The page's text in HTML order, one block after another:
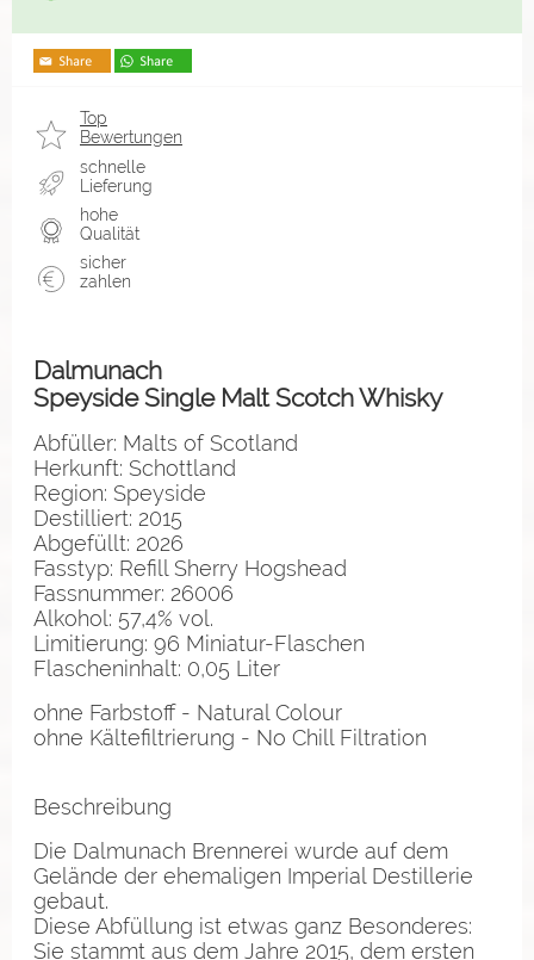
Top
Bewertungen
schnelle
Lieferung
hohe
Qualität
sicher
zahlen
Dalmunach
Speyside Single Malt Scotch Whisky
Abfüller: Malts of Scotland
Herkunft: Schottland
Region: Speyside
Destilliert: 2015
Abgefüllt: 2026
Fasstyp: Refill Sherry Hogshead
Fassnummer: 26006
Alkohol: 57,4% vol.
Limitierung: 96 Miniatur-Flaschen
Flascheninhalt: 0,05 Liter
ohne Farbstoff - Natural Colour
ohne Kältefiltrierung - No Chill Filtration
Beschreibung
Die Dalmunach Brennerei wurde auf dem
Gelände der ehemaligen Imperial Destillerie
gebaut.
Diese Abfüllung ist etwas ganz Besonderes:
Sie stammt aus dem Jahre 2015, dem ersten